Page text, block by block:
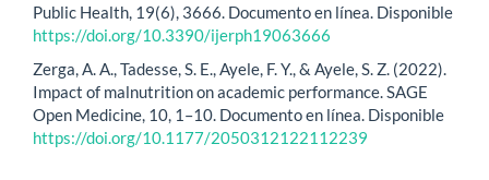
Public Health, 19(6), 3666. Documento en línea. Disponible
https://doi.org/10.3390/ijerph19063666
Zerga, A. A., Tadesse, S. E., Ayele, F. Y., & Ayele, S. Z. (2022).
Impact of malnutrition on academic performance. SAGE
Open Medicine, 10, 1–10. Documento en línea. Disponible
https://doi.org/10.1177/2050312122112239